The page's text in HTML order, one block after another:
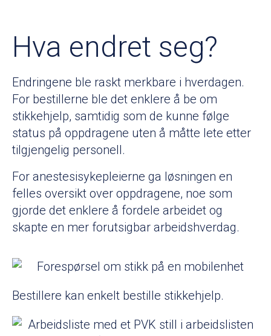
Hva endret seg?
Endringene ble raskt merkbare i hverdagen.
For bestillerne ble det enklere å be om
stikkehjelp, samtidig som de kunne følge
status på oppdragene uten å måtte lete etter
tilgjengelig personell.
For anestesisykepleierne ga løsningen en
felles oversikt over oppdragene, noe som
gjorde det enklere å fordele arbeidet og
skapte en mer forutsigbar arbeidshverdag.
Bestillere kan enkelt bestille stikkehjelp.